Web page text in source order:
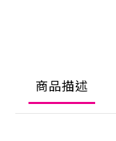
商品描述